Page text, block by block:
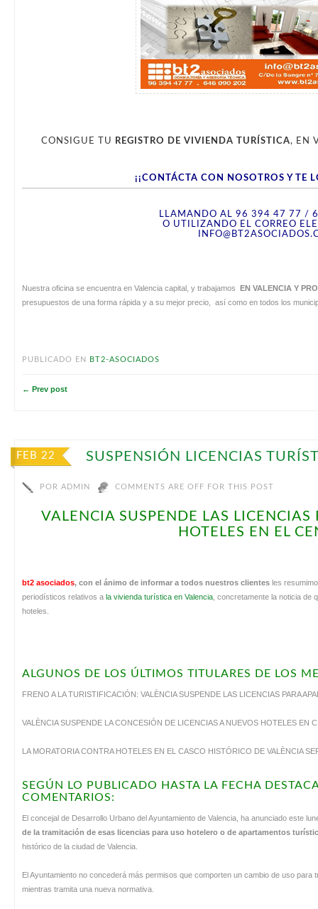
CONSIGUE TU REGISTRO DE VIVIENDA TURÍSTICA, EN
¡¡CONTÁCTA CON NOSOTROS Y TE
LLAMANDO AL 96 394 47 77 /
O UTILIZANDO EL CORREO
Nuestra oficina se encuentra en Valencia capital, y trabajamos EN VALENCIA Y
presupuestos de una forma rápida y a su mejor precio, así como en todos los
PUBLICADO EN BT2-ASOCIADOS
← Prev post
FEB 22 SUSPENSIÓN LICENCIAS
POR ADMIN COMMENTS ARE OFF FOR THIS POST
VALENCIA SUSPENDE LAS LICENCIAS
HOTELES EN EL
bt2 asociados, con el ánimo de informar a todos nuestros clientes les
periodísticos relativos a la vivienda turística en Valencia, concretamente la noticia de
hoteles.
ALGUNOS DE LOS ÚLTIMOS TITULARES DE LOS
FRENO A LA TURISTIFICACIÓN: VALÈNCIA SUSPENDE LAS LICENCIAS PARA
VALÈNCIA SUSPENDE LA CONCESIÓN DE LICENCIAS A NUEVOS HOTELES EN
LA MORATORIA CONTRA HOTELES EN EL CASCO HISTÓRICO DE VALÈNCIA
SEGÚN LO PUBLICADO HASTA LA FECHA
COMENTARIOS:
El concejal de Desarrollo Urbano del Ayuntamiento de Valencia, ha anunciado este
de la tramitación de esas licencias para uso hotelero o de apartamentos
histórico de la ciudad de Valencia.
El Ayuntamiento no concederá más permisos que comporten un cambio de uso
mientras tramita una nueva normativa.